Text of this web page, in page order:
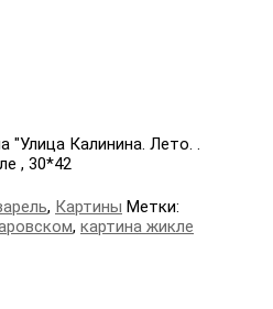
"Улица Калинина. Лето. .
, 30*42
, Картины Метки:
, картина жикле